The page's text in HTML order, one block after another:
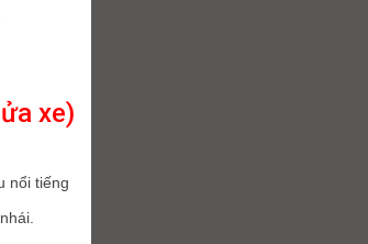
xe)
nổi tiếng